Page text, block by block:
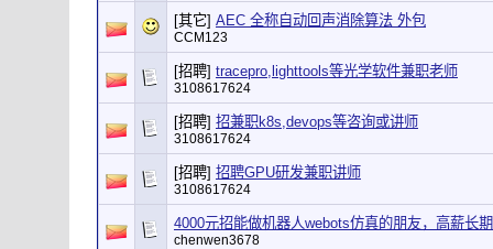
[其它] AEC 全称自动回声消除算法 外包
CCM123
[招聘] tracepro,lighttools等光学软件兼职老师
3108617624
[招聘] 招兼职k8s,devops等咨询或讲师
3108617624
[招聘] 招聘GPU研发兼职讲师
3108617624
4000元招能做机器人webots仿真的朋友，高薪长期
chenwen3678